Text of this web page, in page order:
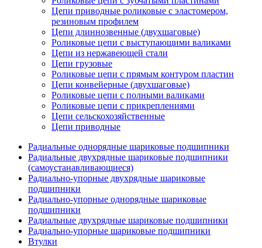
Цепи приводные роликовые с эластомером,
резиновым профилем
Цепи длиннозвенные (двухшаговые)
Роликовые цепи с выступающими валиками
Цепи из нержавеющей стали
Цепи грузовые
Роликовые цепи с прямым контуром пластин
Цепи конвейерные (двухшаговые)
Роликовые цепи с полными валиками
Роликовые цепи с прикреплениями
Цепи сельскохозяйственные
Цепи приводные
Радиальные однорядные шариковые подшипники
Радиальные двухрядные шариковые подшипники
(самоустанавливающиеся)
Радиально-упорные двухрядные шариковые
подшипники
Радиально-упорные однорядные шариковые
подшипники
Радиальные двухрядные шариковые подшипники
Радиально-упорные шариковые подшипники
Втулки